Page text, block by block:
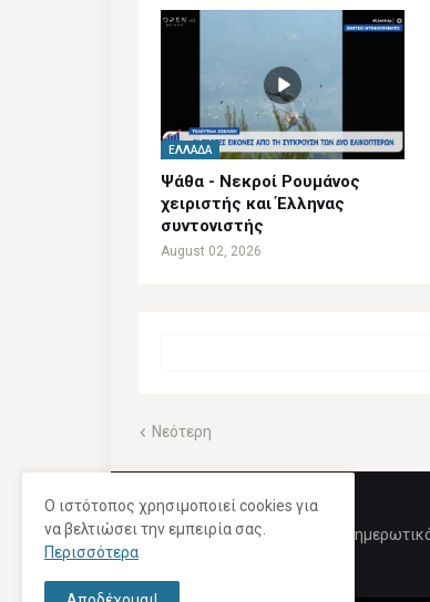
ΕΛΛΆΔΑ
Ψάθα - Νεκροί Ρουμάνος
χειριστής και Έλληνας
συντονιστής
August 02, 2026
Νεότερη
Ο ιστότοπος χρησιμοποιεί cookies για
να βελτιώσει την εμπειρία σας.
Περισσότερα